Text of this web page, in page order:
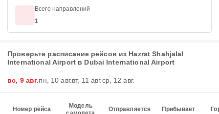
Всего направлений
1
Проверьте расписание рейсов из Hazrat Shahjalal
International Airport в Dubai International Airport
вс, 9 авг.пн, 10 авг.вт, 11 авг.ср, 12 авг.
Номер рейса
Модель
Отправляется Прибывает